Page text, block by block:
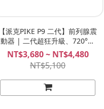
【派克PIKE P9 二代】前列腺震
動器 | 二代超狂升級、720°旋
轉攪動、三強馬達震動、超刺激
前列腺高潮神器！NITE 夜能
NT$3,680 ~ NT$4,480
NT$5,100